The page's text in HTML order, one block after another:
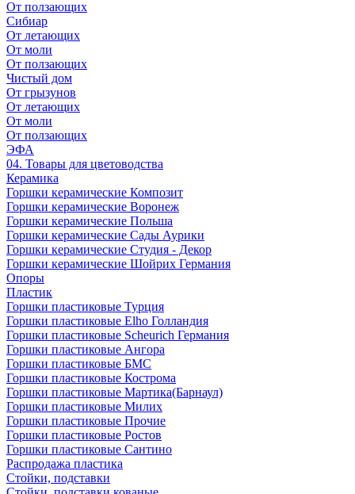
От ползающих
Сибиар
От летающих
От моли
От ползающих
Чистый дом
От грызунов
От летающих
От моли
От ползающих
ЭФА
04. Товары для цветоводства
Керамика
Горшки керамические Композит
Горшки керамические Воронеж
Горшки керамические Польша
Горшки керамические Сады Аурики
Горшки керамические Студия - Декор
Горшки керамические Шойрих Германия
Опоры
Пластик
Горшки пластиковые Турция
Горшки пластиковые Elho Голландия
Горшки пластиковые Scheuriсh Германия
Горшки пластиковые Ангора
Горшки пластиковые БМС
Горшки пластиковые Кострома
Горшки пластиковые Мартика(Барнаул)
Горшки пластиковые Милих
Горшки пластиковые Прочие
Горшки пластиковые Ростов
Горшки пластиковые Сантино
Распродажа пластика
Стойки, подставки